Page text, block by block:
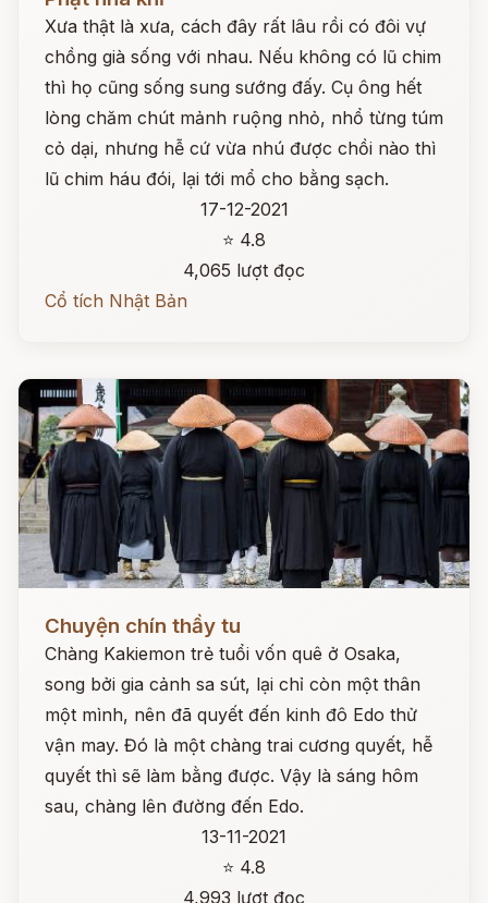
Xưa thật là xưa, cách đây rất lâu rồi có đôi vự
chồng già sống với nhau. Nếu không có lũ chim
thì họ cũng sống sung sướng đấy. Cụ ông hết
lòng chăm chút mảnh ruộng nhỏ, nhổ từng túm
cỏ dại, nhưng hễ cứ vừa nhú được chồi nào thì
lũ chim háu đói, lại tới mổ cho bằng sạch.
17-12-2021
⭐ 4.8
4,065 lượt đọc
Cổ tích Nhật Bản
Chuyện chín thầy tu
Chàng Kakiemon trẻ tuổi vốn quê ở Osaka,
song bởi gia cảnh sa sút, lại chỉ còn một thân
một mình, nên đã quyết đến kinh đô Edo thử
vận may. Đó là một chàng trai cương quyết, hễ
quyết thì sẽ làm bằng được. Vậy là sáng hôm
sau, chàng lên đường đến Edo.
13-11-2021
⭐ 4.8
4,993 lượt đọc